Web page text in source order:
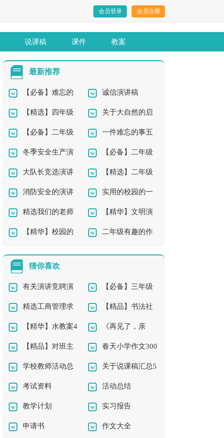
会员登录 会员注册
说课稿 课件 教案
最新推荐
【必备】难忘的
事二年级作文汇编七
篇
诚信演讲稿
【精选】四年级
春天的作文合集九篇
关于大自然的启
示四年级作文300字集
合五篇
【必备】二年级
作文300字集合7篇
一件难忘的事五
年级作文
冬季安全生产演
讲稿
【必备】二年级
作文300字汇总8篇
大队长竞选演讲
稿15篇
【精选】二年级
西瓜作文300字三篇
消防安全的演讲
稿
实用的校园的一
角四年级作文汇编10
篇
精选我们的老师
四年级作文集合8篇
【精华】文明演
讲稿模板集锦五篇
【精华】校园的
篇
二年级有趣的作
猜你喜欢
有关演讲竞聘演
讲稿模板集合五篇
【必备】三年级
的作文300字合集5篇
精选工商管理求
职信3篇
【精品】书法社
团及活动总结三篇
【精华】水教案4
篇
《再见了，亲
人》教学反思
【精品】对班主
任的工作计划汇编八
篇
春天小学作文300
字三篇
学校教师活动总
结3篇
关于说课稿汇总5
篇
考试资料 活动总结
教学计划 实习报告
申请书 作文大全